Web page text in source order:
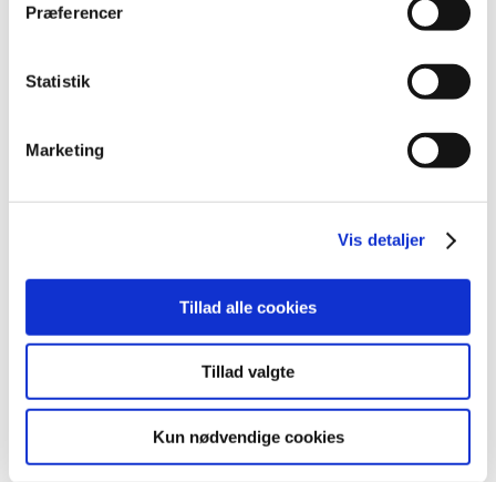
Præferencer
Statistik
Marketing
Vis detaljer
Tillad alle cookies
Tillad valgte
Kun nødvendige cookies
2020 (263)
december (11)
oktober (20)
august (10)
maj (5)
marts (14)
januar (6)
2017 (167)